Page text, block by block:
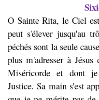
O Sainte Rita, le Ciel
peut s'élever jusqu'au
péchés sont la seule
plus m'adresser à
Miséricorde et dont
Justice. Sa main s'est